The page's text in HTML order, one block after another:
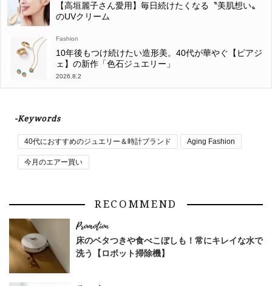
【高垣麗子さん愛用】毎日続けたくなる〝美肌想い〟
のUVクリーム
Fashion
10年後もつけ続けたい造形美。40代が華やぐ【ピアジ
ェ】の新作「色石ジュエリー」
2026.8.2
-Keywords
40代におすすめのジュエリー＆時計ブランド Aging Fashion
今月のエアー買い
RECOMMEND
床のベタつきや食べこぼしも！常にキレイな水で
洗う【ロボット掃除機】